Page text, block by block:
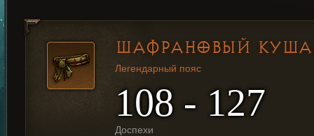
ШАФРАНОВЫЙ
Легендарный пояс
108 - 127
Доспехи